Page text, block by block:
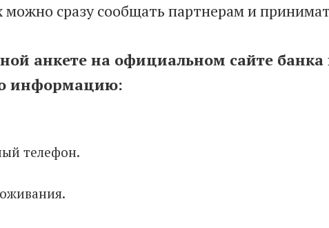
можно сразу сообщать партнерам и
анкете на официальном сайте банка
информацию:
телефон.